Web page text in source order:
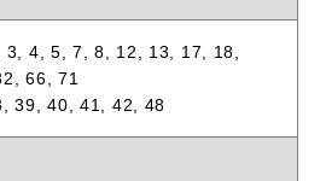
3, 4, 5, 7, 8, 12, 13, 17, 18,
66, 71
39, 40, 41, 42, 48